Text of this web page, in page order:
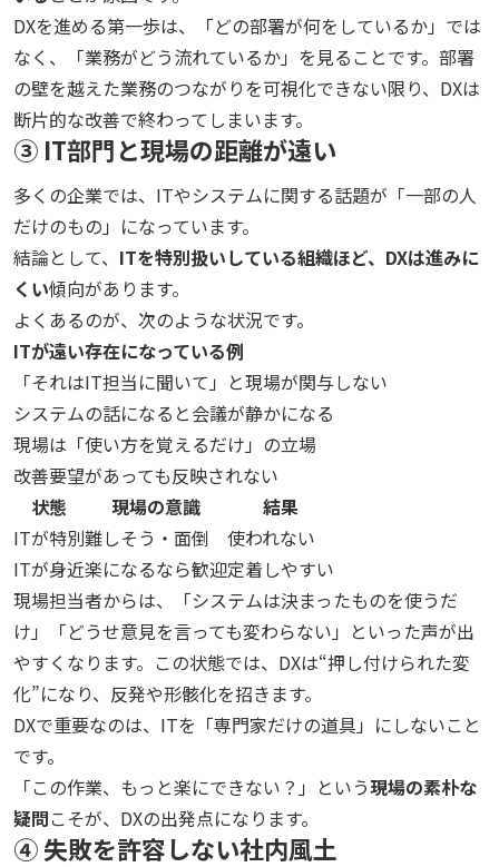
DXを進める第一歩は、「どの部署が何をしているか」では
なく、「業務がどう流れているか」を見ることです。部署
の壁を越えた業務のつながりを可視化できない限り、DXは
断片的な改善で終わってしまいます。
③ IT部門と現場の距離が遠い
多くの企業では、ITやシステムに関する話題が「一部の人
だけのもの」になっています。
結論として、 ITを特別扱いしている組織ほど、DXは進みに
くい傾向があります。
よくあるのが、次のような状況です。
ITが遠い存在になっている例
「それはIT担当に聞いて」と現場が関与しない
システムの話になると会議が静かになる
現場は「使い方を覚えるだけ」の立場
改善要望があっても反映されない
状態
現場の意識
結果
ITが特別難しそう・面倒
使われない
ITが身近楽になるなら歓迎定着しやすい
現場担当者からは、「システムは決まったものを使うだ
け」「どうせ意見を言っても変わらない」といった声が出
やすくなります。この状態では、DXは“押し付けられた変
化”になり、反発や形骸化を招きます。
DXで重要なのは、ITを「専門家だけの道具」にしないこと
です。
「この作業、もっと楽にできない？」という現場の素朴な
疑問こそが、DXの出発点になります。
④ 失敗を許容しない社内風土